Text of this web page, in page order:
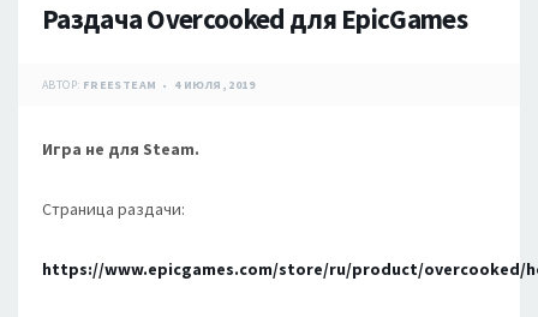
Раздача Overcooked для EpicGames
АВТОР: FREESTEAM 4 ИЮЛЯ, 2019
Игра не для Steam.
Страница раздачи:
https://www.epicgames.com/store/ru/product/overcooked/